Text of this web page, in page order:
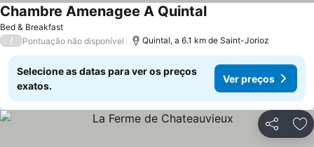
Bed & Breakfast
Chambre Amenagee A Quintal
/ Pontuação não disponível Quintal, a 6.1 km de Saint-Jorioz
Selecione as datas para ver os preços
exatos.
Ver preços
Partilhar